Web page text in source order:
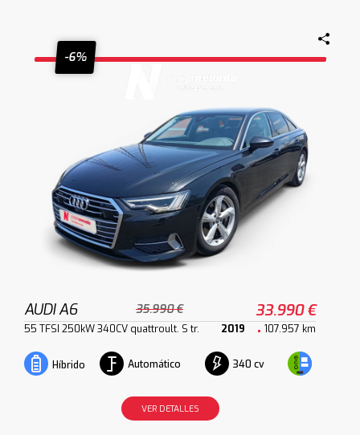
-6%
AUDI A6 35.990 € 33.990 €
55 TFSI 250kW 340CV quattroult. S tr. 2019 107.957 km
Híbrido Automático 340 cv
VER DETALLES